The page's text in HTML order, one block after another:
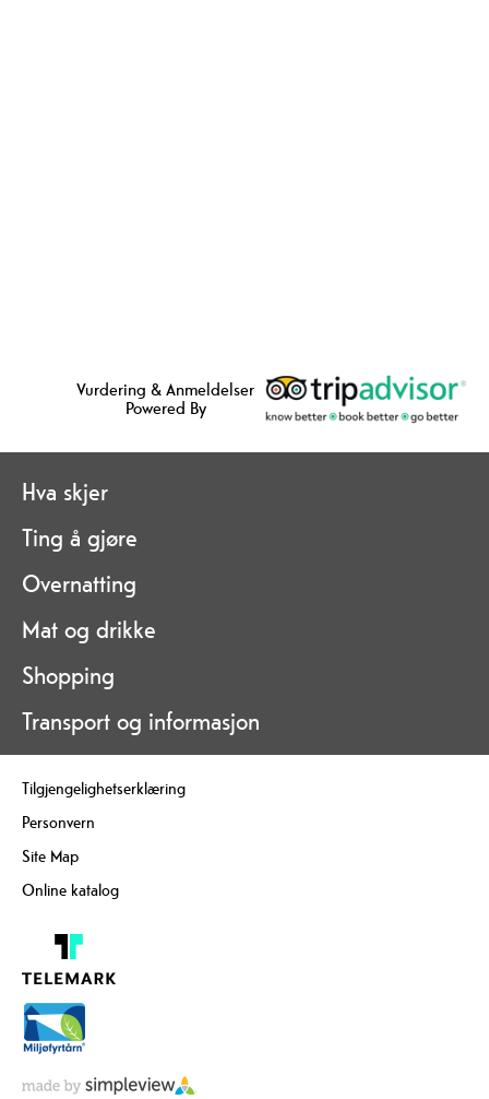
Vurdering & Anmeldelser
Powered By
Hva skjer
Ting å gjøre
Overnatting
Mat og drikke
Shopping
Transport og informasjon
Tilgjengelighetserklæring
Personvern
Site Map
Online katalog